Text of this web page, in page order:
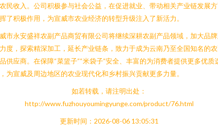
民收入。公司积极参与社会公益，在促进就业、带动相关产业链发展
了积极作用，为宣威市农业经济的转型升级注入了新活力。
市永安盛祥农副产品商贸有限公司将继续深耕农副产品领域，加大品
度，探索精深加工，延长产业链条，致力于成为云南乃至全国知名的
供应商。在保障“菜篮子”“米袋子”安全、丰富的为消费者提供更多优质
为宣威及周边地区的农业现代化和乡村振兴贡献更多力量。
如若转载，请注明出处：
http://www.fuzhouyoumingyunge.com/product/76.html
更新时间：2026-08-06 13:05:31